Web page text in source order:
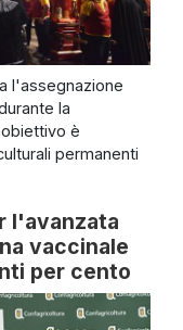
l'assegnazione
la
è
permanenti
l'avanzata
vaccinale
per cento